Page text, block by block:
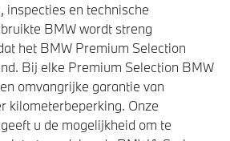
voor voetgangers
inspecties en technische
BMW wordt streng
het BMW Premium Selection
Bij elke Premium Selection BMW
omvangrijke garantie van
kilometerbeperking. Onze
u de mogelijkheid om te